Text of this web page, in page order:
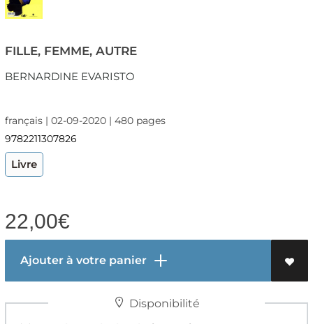
FILLE, FEMME, AUTRE
BERNARDINE EVARISTO
français | 02-09-2020 | 480 pages
9782211307826
Livre
22,00€
Ajouter à votre panier
Disponibilité